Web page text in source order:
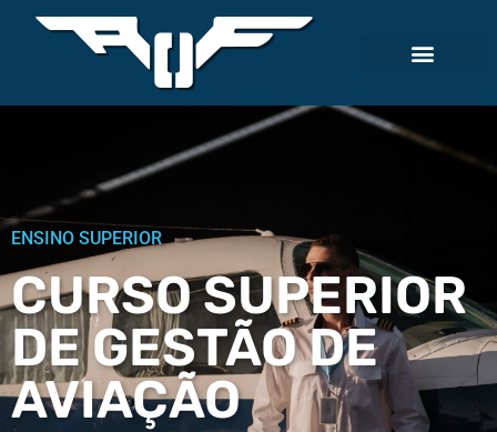
ENSINO SUPERIOR
CURSO SUPERIOR
DE GESTÃO DE
AVIAÇÃO